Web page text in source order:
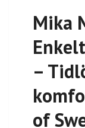
Mika
–
of